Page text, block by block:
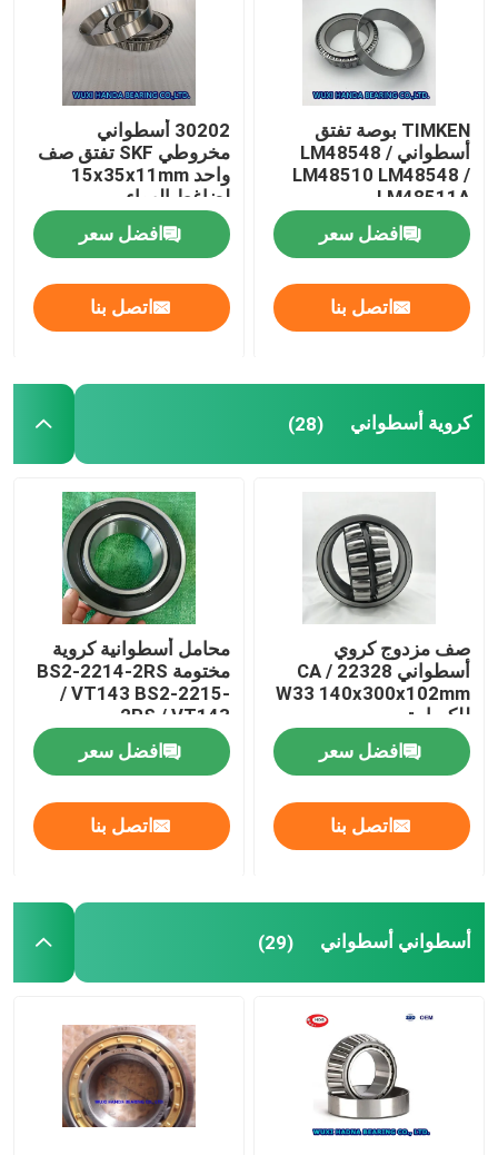
جولة في المعمل
مراقبة الجودة
اتصل بنا
تفتق أسطواني
كروية أسطواني
أسطواني أسطواني
الكرة الاخدود العميق
الزاوي اضعا الكرة الاتصال
وسادة تحمل كتلة
إبرة أسطواني
رقيقة تحمل الجدار
SKF كروي
TIMKEN أسطواني
TIMKEN بوصة تفتق
أسطواني LM48548 /
LM48510 LM48548 /
LM48511A
افضل سعر
اتصل بنا
30202 أسطواني
مخروطي SKF تفتق صف
واحد 15x35x11mm
لضاغط الهواء
افضل سعر
اتصل بنا
كروية أسطواني (28)
صف مزدوج كروي
أسطواني 22328 CA /
W33 140x300x102mm
للكسارة
افضل سعر
اتصل بنا
محامل أسطوانية كروية
مختومة BS2-2214-2RS
/ VT143 BS2-2215-
2RS / VT143
افضل سعر
اتصل بنا
أسطواني أسطواني (29)